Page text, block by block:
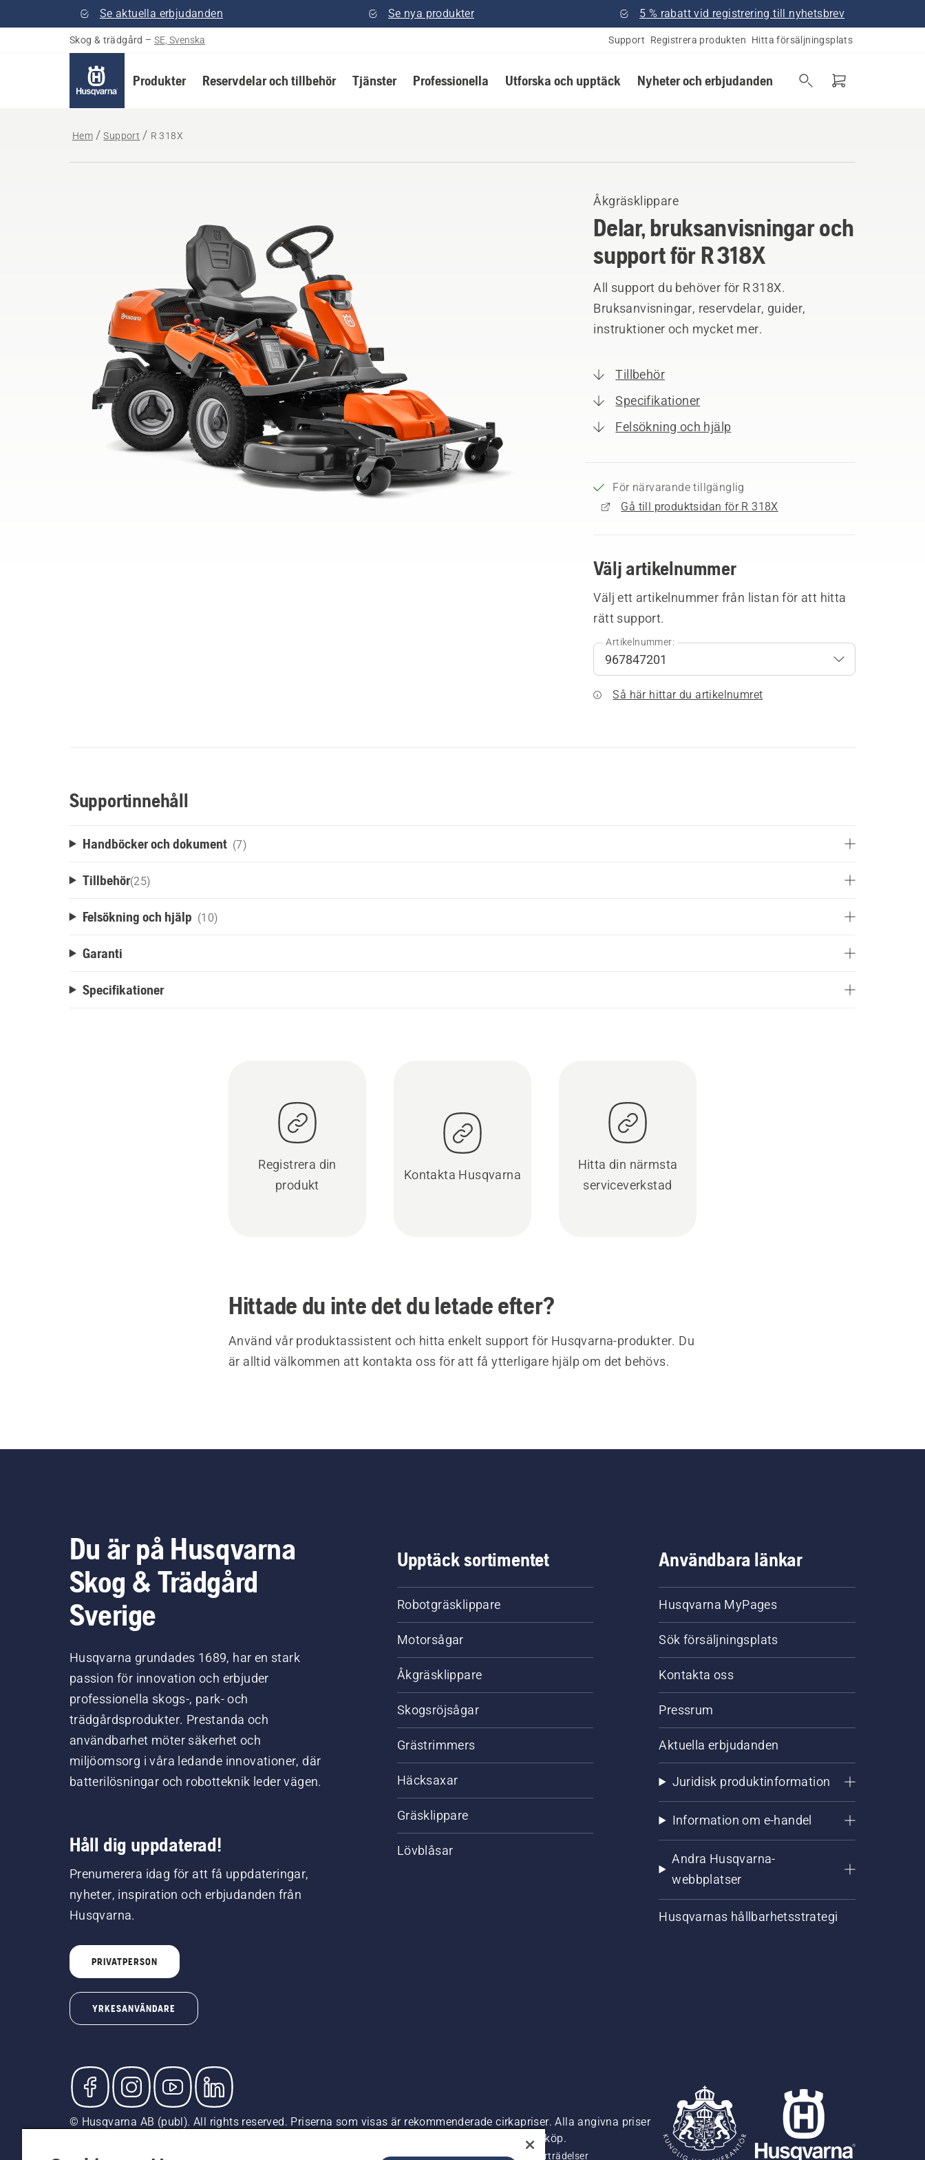
Se aktuella erbjudanden Se nya produkter 5 % rabatt vid registrering till nyhetsbrev
Skog & trädgård – SE, Svenska Support Registrera produkten Hitta försäljningsplats
Produkter Reservdelar och tillbehör Tjänster Professionella Utforska och upptäck Nyheter och erbjudanden
Hem Support R 318X
Åkgräsklippare
Delar, bruksanvisningar och
support för R 318X
All support du behöver för R 318X.
Bruksanvisningar, reservdelar, guider,
instruktioner och mycket mer.
Tillbehör
Specifikationer
Felsökning och hjälp
För närvarande tillgänglig
Gå till produktsidan för R 318X
Välj artikelnummer
Välj ett artikelnummer från listan för att hitta
rätt support.
Artikelnummer:
Så här hittar du artikelnumret
Supportinnehåll
Handböcker och dokument (7)
Tillbehör(25)
Felsökning och hjälp (10)
Garanti
Specifikationer
Registrera din
produkt
Kontakta Husqvarna
Hitta din närmsta
serviceverkstad
Hittade du inte det du letade efter?
Använd vår produktassistent och hitta enkelt support för Husqvarna-produkter. Du
är alltid välkommen att kontakta oss för att få ytterligare hjälp om det behövs.
Du är på Husqvarna
Skog & Trädgård
Sverige
Husqvarna grundades 1689, har en stark
passion för innovation och erbjuder
professionella skogs-, park- och
trädgårdsprodukter. Prestanda och
användbarhet möter säkerhet och
miljöomsorg i våra ledande innovationer, där
batterilösningar och robotteknik leder vägen.
Håll dig uppdaterad!
Prenumerera idag för att få uppdateringar,
nyheter, inspiration och erbjudanden från
Husqvarna.
PRIVATPERSON
YRKESANVÄNDARE
Upptäck sortimentet
Robotgräsklippare
Motorsågar
Åkgräsklippare
Skogsröjsågar
Grästrimmers
Häcksaxar
Gräsklippare
Lövblåsar
Användbara länkar
Husqvarna MyPages
Sök försäljningsplats
Kontakta oss
Pressrum
Aktuella erbjudanden
Juridisk produktinformation
Information om e-handel
Andra Husqvarna-
webbplatser
Husqvarnas hållbarhetsstrategi
© Husqvarna AB (publ). All rights reserved. Priserna som visas är rekommenderade cirkapriser. Alla angivna priser
är rekommenderade försäljningspriser (inkl. moms) om inte produkten är tillgänglig för direkt köp.
Cookiepolicy Företagsinformation Rapportera misstänkta överträdelser